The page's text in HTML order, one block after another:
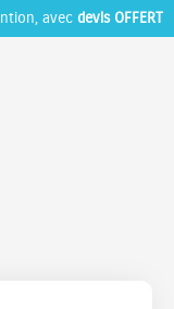
avec devis OFFERT